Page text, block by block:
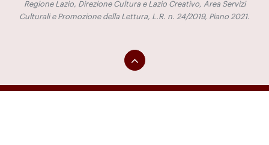
Regione Lazio, Direzione Cultura e Lazio Creativo, Area Servizi
Culturali e Promozione della Lettura, L.R. n. 24/2019, Piano 2021.